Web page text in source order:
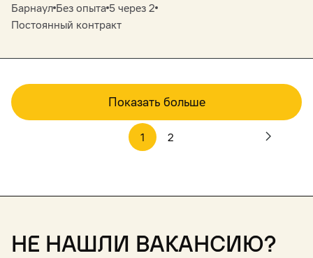
Барнаул Без опыта 5 через 2
Постоянный контракт
Показать больше
1 2
Не нашли вакансию?